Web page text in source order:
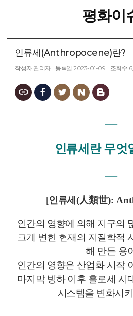
평화이
인류세(Anthropocene)란?
작성자 관리자 등록일 2023-01-09 조회수
―
인류세란 무엇
―
[인류세 (人類世):
인간의 영향에 의해 지구의
크게 변한 현재의 지질학적
해 만든 용
인간의 영향은 산업화 시작
마지막 빙하 이후 홀로세 시
시스템을 변화시